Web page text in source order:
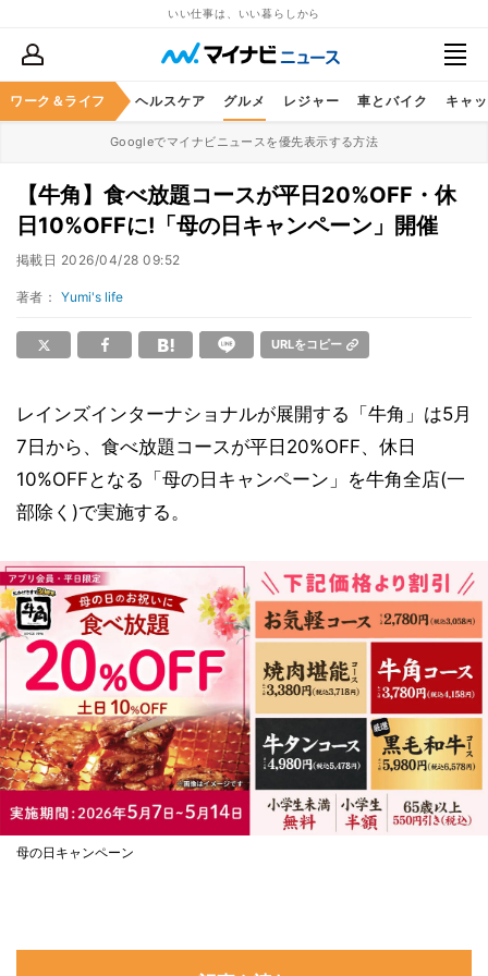
いい仕事は、いい暮らしから
ワーク＆ライフ
マネー 暮らし ヘルスケア グルメ レジャー 車とバイク キャ
Googleでマイナビニュースを優先表示する方法
【牛角】食べ放題コースが平日20%OFF・休
日10%OFFに!「母の日キャンペーン」開催
掲載日 2026/04/28 09:52
著者： Yumi's life
URLをコピー
レインズインターナショナルが展開する「牛角」は5月
7日から、食べ放題コースが平日20%OFF、休日
10%OFFとなる「母の日キャンペーン」を牛角全店(一
部除く)で実施する。
母の日キャンペーン